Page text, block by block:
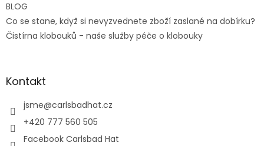
BLOG
Co se stane, když si nevyzvednete zboží zaslané na dobírku?
Čistírna klobouků - naše služby péče o klobouky
Kontakt
jsme@carlsbadhat.cz
+420 777 560 505
Facebook Carlsbad Hat